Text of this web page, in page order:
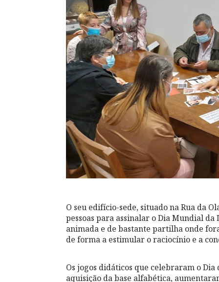
O seu edifício-sede, situado na Rua da
pessoas para assinalar o Dia Mundial
animada e de bastante partilha onde
de forma a estimular o raciocínio e a
Os jogos didáticos que celebraram o
aquisição da base alfabética,